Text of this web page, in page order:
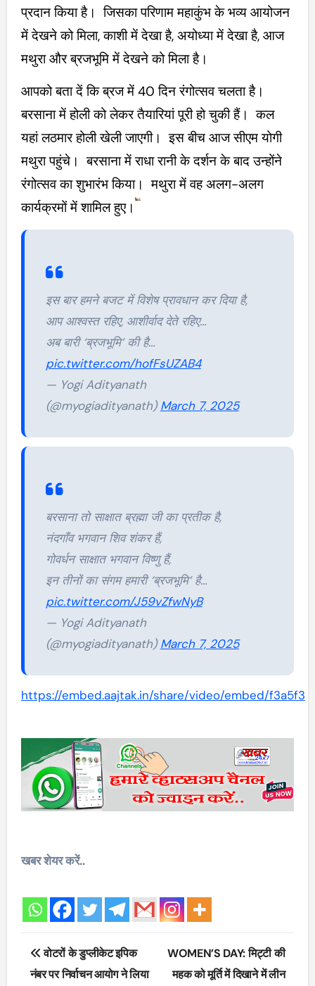
प्रदान किया है। जिसका परिणाम महाकुंभ के भव्य आयोजन
में देखने को मिला, काशी में देखा है, अयोध्या में देखा है, आज
मथुरा और ब्रजभूमि में देखने को मिला है।
आपको बता दें कि ब्रज में 40 दिन रंगोत्सव चलता है।
बरसाना में होली को लेकर तैयारियां पूरी हो चुकी हैं। कल
यहां लठमार होली खेली जाएगी। इस बीच आज सीएम योगी
मथुरा पहुंचे। बरसाना में राधा रानी के दर्शन के बाद उन्होंने
रंगोत्सव का शुभारंभ किया। मथुरा में वह अलग-अलग
कार्यक्रमों में शामिल हुए।
इस बार हमने बजट में विशेष प्रावधान कर दिया है,
आप आश्वस्त रहिए, आशीर्वाद देते रहिए…
अब बारी ‘ब्रजभूमि’ की है…
pic.twitter.com/hofFsUZAB4
— Yogi Adityanath
(@myogiadityanath)March 7, 2025
बरसाना तो साक्षात ब्रह्मा जी का प्रतीक है,
नंदगाँव भगवान शिव शंकर हैं,
गोवर्धन साक्षात भगवान विष्णु हैं,
इन तीनों का संगम हमारी ‘ब्रजभूमि’ है…
pic.twitter.com/J59vZfwNyB
— Yogi Adityanath
(@myogiadityanath)March 7, 2025
https://embed.aajtak.in/share/video/embed/f3a5f3
खबर शेयर करें..
Post
navigation
वोटरों के डुप्लीकेट इपिक
नंबर पर निर्वाचन आयोग ने लिया
WOMEN’S DAY: मिट्टी की
महक को मूर्ति में दिखाने में लीन